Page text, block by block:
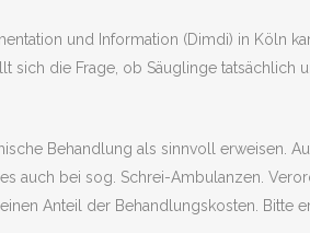
und Information (Dimdi) in Köln
sich die Frage, ob Säuglinge
Behandlung als sinnvoll erweisen.
auch bei sog. Schrei-Ambulanzen.
Anteil der Behandlungskosten. Bitte